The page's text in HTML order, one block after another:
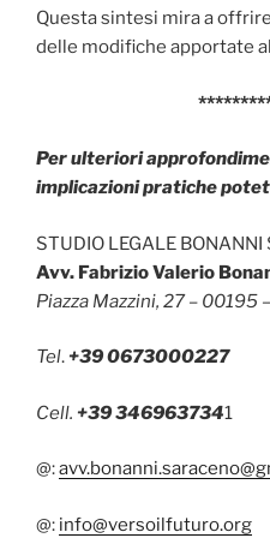
Questa sintesi mira a
delle modifiche apportate
Per ulteriori
implicazioni pratiche
STUDIO LEGALE BONANNI
Avv. Fabrizio Valerio
Piazza Mazzini, 27 – 00195
Tel.+39 0673000227
Cell. +39 3469637341
@:
@: info@versoilfuturo.org